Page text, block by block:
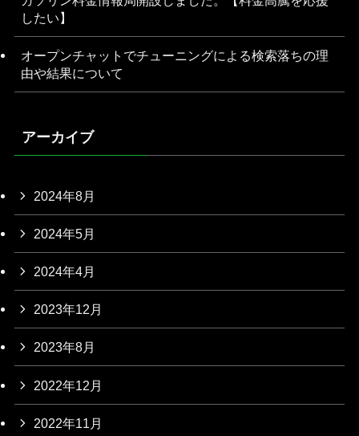
したい】
オープンチャットでチューニングによる検索落ちの理
由や結果について
アーカイブ
2024年8月
2024年5月
2024年4月
2023年12月
2023年8月
2022年12月
2022年11月